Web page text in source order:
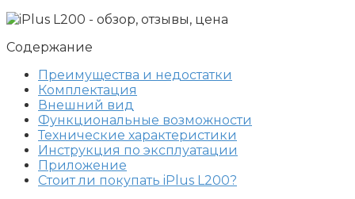
Содержание
Преимущества и недостатки
Комплектация
Внешний вид
Функциональные возможности
Технические характеристики
Инструкция по эксплуатации
Приложение
Стоит ли покупать iPlus L200?